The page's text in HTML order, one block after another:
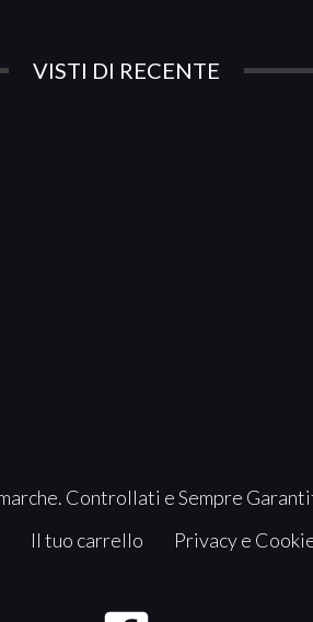
VISTI DI RECENTE
Controllati e Sempre
Il tuo carrello Privacy e